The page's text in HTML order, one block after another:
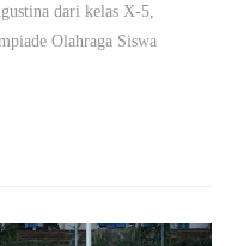
dari kelas X-5,
Olahraga Siswa